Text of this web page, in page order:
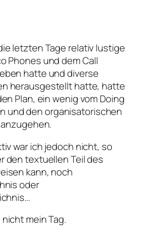
letzten Tage relativ lustige
Phones und dem Call
hatte und diverse
herausgestellt hatte, hatte
Plan, ein wenig vom Doing
und den organisatorischen
war ich jedoch nicht, so
den textuellen Teil des
kann, noch
oder
mein Tag.